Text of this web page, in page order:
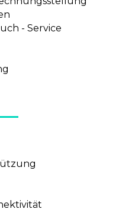
- Service